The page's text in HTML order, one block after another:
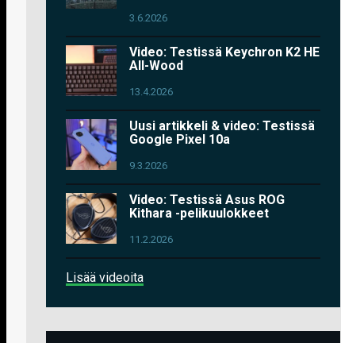
3.6.2026
Video: Testissä Keychron K2 HE
All-Wood
13.4.2026
Uusi artikkeli & video: Testissä
Google Pixel 10a
9.3.2026
Video: Testissä Asus ROG
Kithara -pelikuulokkeet
11.2.2026
Lisää videoita